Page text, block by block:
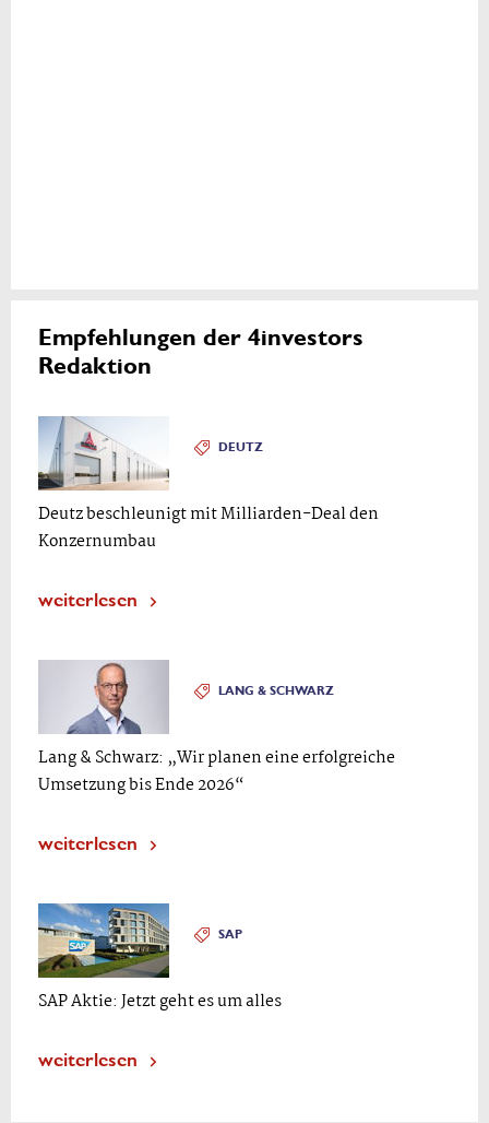
Empfehlungen der 4investors
Redaktion
DEUTZ
Deutz beschleunigt mit Milliarden-Deal den
Konzernumbau
weiterlesen
LANG & SCHWARZ
Lang & Schwarz: „Wir planen eine erfolgreiche
Umsetzung bis Ende 2026“
weiterlesen
SAP
SAP Aktie: Jetzt geht es um alles
weiterlesen